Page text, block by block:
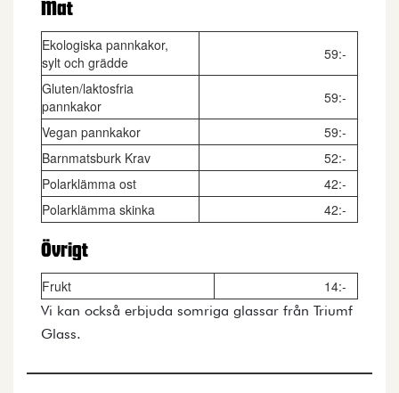
Mat
Ekologiska pannkakor,
sylt och grädde
59:-
Gluten/laktosfria
pannkakor
59:-
Vegan pannkakor
59:-
Barnmatsburk Krav
52:-
Polarklämma ost
42:-
Polarklämma skinka
42:-
Övrigt
Frukt 14:-
Vi kan också erbjuda somriga glassar från Triumf
Glass.